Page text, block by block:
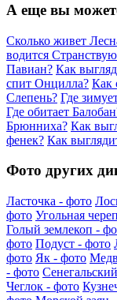
А еще вы
Сколько живет
водится
Павиан? Как
спит Онцилла? Как
Слепень? Где
Где обитает
Брюнниха? Как
фенек? Как
Фото других
Ласточка - фото
фото Угольная
Голый землекоп -
фото Подуст - фото
фото Як - фото
- фото
Чеглок - фото